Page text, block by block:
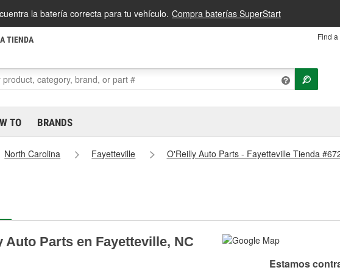
la batería correcta para tu vehículo. Compra baterías SuperStart
TIENDA Find
TO BRANDS
North Carolina Fayetteville
O'Reilly Auto Parts - Fayetteville Tienda
Parts en Fayetteville, NC
Estamos